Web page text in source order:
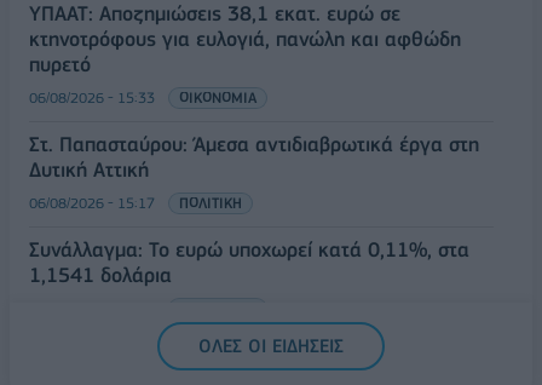
ΥΠΑΑΤ: Αποζημιώσεις 38,1 εκατ. ευρώ σε
κτηνοτρόφους για ευλογιά, πανώλη και αφθώδη
πυρετό
06/08/2026 - 15:33 ΟΙΚΟΝΟΜΙΑ
Στ. Παπασταύρου: Άμεσα αντιδιαβρωτικά έργα στη
Δυτική Αττική
06/08/2026 - 15:17 ΠΟΛΙΤΙΚΗ
Συνάλλαγμα: Το ευρώ υποχωρεί κατά 0,11%, στα
1,1541 δολάρια
ΟΛΕΣ ΟΙ ΕΙΔΗΣΕΙΣ